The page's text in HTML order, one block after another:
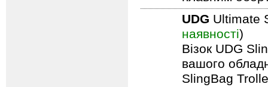
UDG Ultimate
наявності)
Візок UDG
вашого
SlingBag